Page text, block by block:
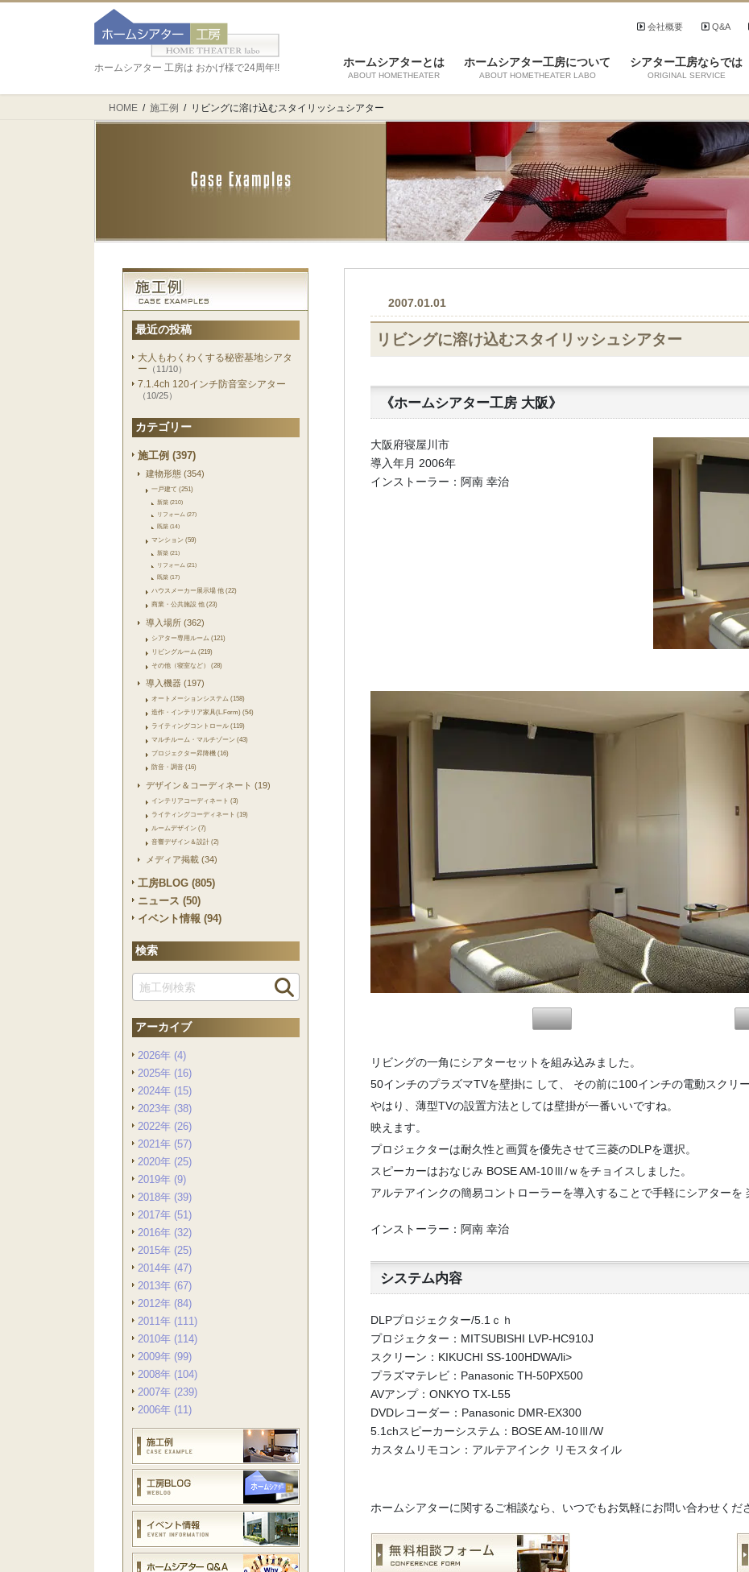
Q&A
会社概要
ホームシアター 工房は おかげ様で24周年!! ホームシアターとは
ABOUT HOMETHEATER
ホームシアター工房について
ABOUT HOMETHEATER LABO
シアター工房ならでは
ORIGINAL SERVICE
HOME 施工例 リビングに溶け込むスタイリッシュシアター
最近の投稿
大人もわくわくする秘密基地シアタ
ー （11/10）
7.1.4ch 120インチ防音室シアター
（10/25）
カテゴリー
施工例 (397)
建物形態 (354)
一戸建て (251)
新築 (210)
リフォーム (27)
既築 (14)
マンション (59)
新築 (21)
リフォーム (21)
既築 (17)
ハウスメーカー展示場 他 (22)
商業・公共施設 他 (23)
導入場所 (362)
シアター専用ルーム (121)
リビングルーム (219)
その他（寝室など） (28)
導入機器 (197)
オートメーションシステム (158)
造作・インテリア家具(L.Form) (54)
ライティングコントロール (119)
マルチルーム・マルチゾーン (43)
プロジェクター昇降機 (16)
防音・調音 (16)
デザイン＆コーディネート (19)
インテリアコーディネート (3)
ライティングコーディネート (19)
ルームデザイン (7)
音響デザイン＆設計 (2)
メディア掲載 (34)
工房BLOG (805)
ニュース (50)
イベント情報 (94)
検索
アーカイブ
2026年 (4)
2025年 (16)
2024年 (15)
2023年 (38)
2022年 (26)
2021年 (57)
2020年 (25)
2019年 (9)
2018年 (39)
2017年 (51)
2016年 (32)
2015年 (25)
2014年 (47)
2013年 (67)
2012年 (84)
2011年 (111)
2010年 (114)
2009年 (99)
2008年 (104)
2007年 (239)
2006年 (11)
2007.01.01
リビングに溶け込むスタイリッシュシアター
《ホームシアター工房 大阪》
大阪府寝屋川市
導入年月 2006年
インストーラー：阿南 幸治
リビングの一角にシアターセットを組み込みました。
50インチのプラズマTVを壁掛に して、 その前に100インチの電動スクリ
やはり、薄型TVの設置方法としては壁掛が一番いいですね。
映えます。
プロジェクターは耐久性と画質を優先させて三菱のDLPを選択。
スピーカーはおなじみ BOSE AM-10Ⅲ/ｗをチョイスしました。
アルテアインクの簡易コントローラーを導入することで手軽にシアターを
インストーラー：阿南 幸治
システム内容
DLPプロジェクター/5.1ｃｈ
プロジェクター：MITSUBISHI LVP-HC910J
スクリーン：KIKUCHI SS-100HDWA/li>
プラズマテレビ：Panasonic TH-50PX500
AVアンプ：ONKYO TX-L55
DVDレコーダー：Panasonic DMR-EX300
5.1chスピーカーシステム：BOSE AM-10Ⅲ/W
カスタムリモコン：アルテアインク リモスタイル
ホームシアターに関するご相談なら、いつでもお気軽にお問い合わせくだ